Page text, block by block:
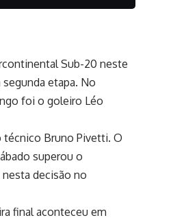
Sub-20 neste
etapa. No
foi o goleiro Léo
Bruno Pivetti. O
superou o
decisão no
final aconteceu em